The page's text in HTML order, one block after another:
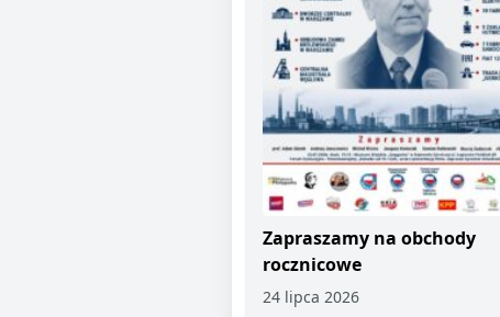
Zapraszamy na obchody
rocznicowe
24 lipca 2026